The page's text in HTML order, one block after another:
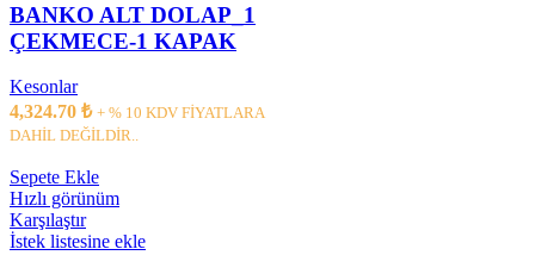
BANKO ALT DOLAP_1
ÇEKMECE-1 KAPAK
Kesonlar
4,324.70 ₺ + % 10 KDV FİYATLARA
DAHİL DEĞİLDİR..
Sepete Ekle
Hızlı görünüm
Karşılaştır
İstek listesine ekle